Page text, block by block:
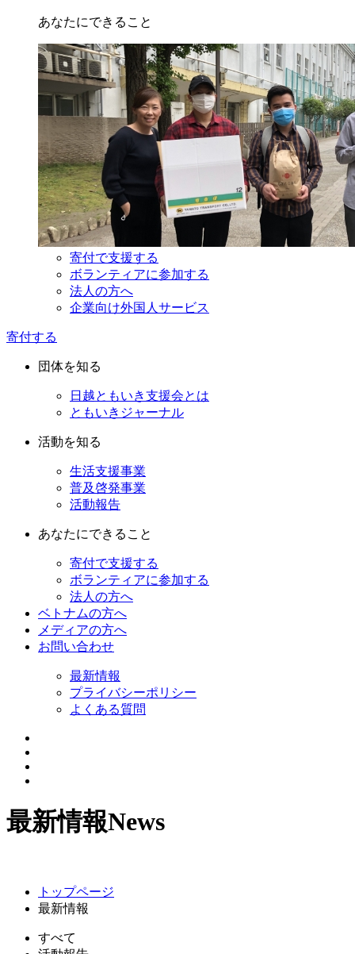
あなたにできること
寄付で支援する
ボランティアに参加する
法人の方へ
企業向け外国人サービス
寄付する
団体を知る
日越ともいき支援会とは
ともいきジャーナル
活動を知る
生活支援事業
普及啓発事業
活動報告
あなたにできること
寄付で支援する
ボランティアに参加する
法人の方へ
ベトナムの方へ
メディアの方へ
お問い合わせ
最新情報
プライバシーポリシー
よくある質問
最新情報News
トップページ
最新情報
すべて